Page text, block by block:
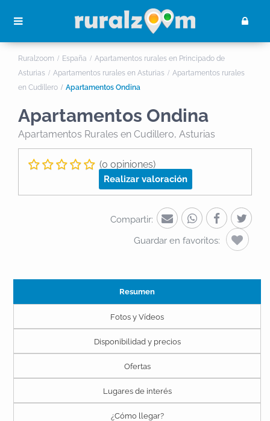
Ruralzoom España
Apartamentos rurales en Principado de
Asturias
Apartamentos rurales en Asturias
Apartamentos rurales
en Cudillero
Apartamentos Ondina
Apartamentos Ondina
Apartamentos Rurales en Cudillero, Asturias
(0 opiniones)
Realizar valoración
Compartir:
Guardar en favoritos:
Resumen
Fotos y Vídeos
Disponibilidad y precios
Ofertas
Lugares de interés
¿Cómo llegar?